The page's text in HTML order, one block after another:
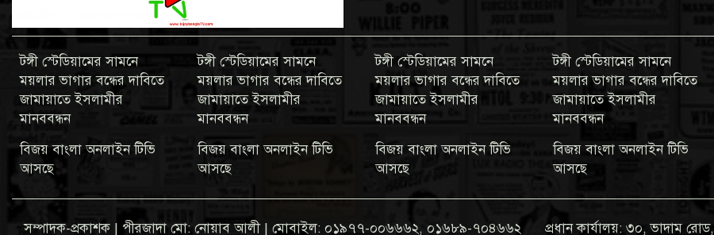
টঙ্গী স্টেডিয়ামের সামনে
ময়লার ভাগার বন্ধের দাবিতে
জামায়াতে ইসলামীর
মানববন্ধন
বিজয় বাংলা অনলাইন টিভি
আসছে
টঙ্গী স্টেডিয়ামের সামনে
ময়লার ভাগার বন্ধের দাবিতে
জামায়াতে ইসলামীর
মানববন্ধন
বিজয় বাংলা অনলাইন টিভি
আসছে
টঙ্গী স্টেডিয়ামের সামনে
ময়লার ভাগার বন্ধের দাবিতে
জামায়াতে ইসলামীর
মানববন্ধন
বিজয় বাংলা অনলাইন টিভি
আসছে
টঙ্গী স্টেডিয়ামের সামনে
ময়লার ভাগার বন্ধের দাবিতে
জামায়াতে ইসলামীর
মানববন্ধন
বিজয় বাংলা অনলাইন টিভি
আসছে
সম্পাদক-প্রকাশক | পীরজাদা মো: নোয়াব আলী | মোবাইল: ০১৯৭৭-০০৬৬৬২, ০১৬৮৯-৭০৪৬৬২ প্রধান কার্যালয়: ৩০, ভাদাম